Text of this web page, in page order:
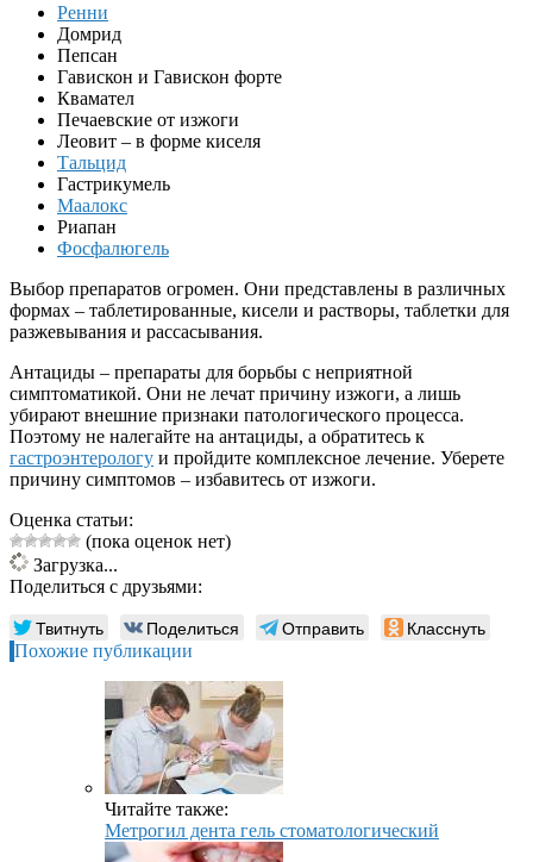
Ренни
Домрид
Пепсан
Гавискон и Гавискон форте
Квамател
Печаевские от изжоги
Леовит – в форме киселя
Тальцид
Гастрикумель
Маалокс
Риапан
Фосфалюгель
Выбор препаратов огромен. Они представлены в различных
формах – таблетированные, кисели и растворы, таблетки для
разжевывания и рассасывания.
Антациды – препараты для борьбы с неприятной
симптоматикой. Они не лечат причину изжоги, а лишь
убирают внешние признаки патологического процесса.
Поэтому не налегайте на антациды, а обратитесь к
гастроэнтерологу и пройдите комплексное лечение. Уберете
причину симптомов – избавитесь от изжоги.
Оценка статьи:
(пока оценок нет)
Загрузка...
Поделиться с друзьями:
Твитнуть Поделиться Отправить Класснуть
Похожие публикации
Читайте также:
Метрогил дента гель стоматологический